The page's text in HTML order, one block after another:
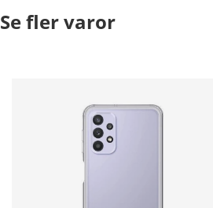
Se fler varor